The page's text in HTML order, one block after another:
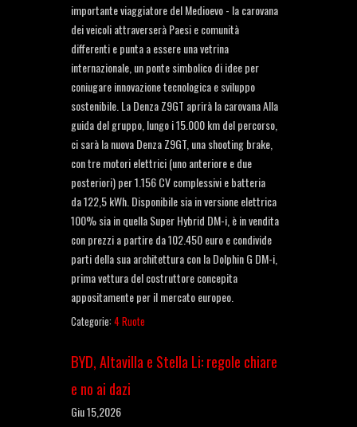
importante viaggiatore del Medioevo - la carovana
dei veicoli attraverserà Paesi e comunità
differenti e punta a essere una vetrina
internazionale, un ponte simbolico di idee per
coniugare innovazione tecnologica e sviluppo
sostenibile. La Denza Z9GT aprirà la carovana Alla
guida del gruppo, lungo i 15.000 km del percorso,
ci sarà la nuova Denza Z9GT, una shooting brake,
con tre motori elettrici (uno anteriore e due
posteriori) per 1.156 CV complessivi e batteria
da 122,5 kWh. Disponibile sia in versione elettrica
100% sia in quella Super Hybrid DM-i, è in vendita
con prezzi a partire da 102.450 euro e condivide
parti della sua architettura con la Dolphin G DM-i,
prima vettura del costruttore concepita
appositamente per il mercato europeo.
Categorie: 4 Ruote
BYD, Altavilla e Stella Li: regole chiare
e no ai dazi
Giu 15,2026